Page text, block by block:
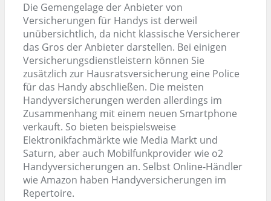
Die Gemengelage der Anbieter von
Versicherungen für Handys ist derweil
unübersichtlich, da nicht klassische Versicherer
das Gros der Anbieter darstellen. Bei einigen
Versicherungsdienstleistern können Sie
zusätzlich zur Hausratsversicherung eine Police
für das Handy abschließen. Die meisten
Handyversicherungen werden allerdings im
Zusammenhang mit einem neuen Smartphone
verkauft. So bieten beispielsweise
Elektronikfachmärkte wie Media Markt und
Saturn, aber auch Mobilfunkprovider wie o2
Handyversicherungen an. Selbst Online-Händler
wie Amazon haben Handyversicherungen im
Repertoire.